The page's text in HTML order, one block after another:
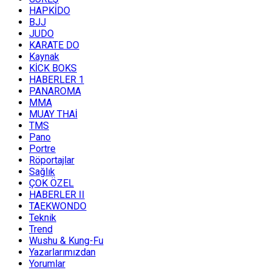
HAPKİDO
BJJ
JUDO
KARATE DO
Kaynak
KİCK BOKS
HABERLER 1
PANAROMA
MMA
MUAY THAİ
TMS
Pano
Portre
Röportajlar
Sağlık
ÇOK ÖZEL
HABERLER II
TAEKWONDO
Teknik
Trend
Wushu & Kung-Fu
Yazarlarımızdan
Yorumlar